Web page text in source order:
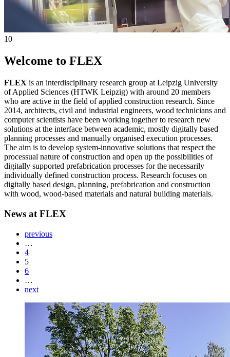
10
Welcome to FLEX
FLEX is an interdisciplinary research group at Leipzig University
of Applied Sciences (HTWK Leipzig) with around 20 members
who are active in the field of applied construction research. Since
2014, architects, civil and industrial engineers, wood technicians and
computer scientists have been working together to research new
solutions at the interface between academic, mostly digitally based
planning processes and manually organised execution processes.
The aim is to develop system-innovative solutions that respect the
processual nature of construction and open up the possibilities of
digitally supported prefabrication processes for the necessarily
individually defined construction process. Research focuses on
digitally based design, planning, prefabrication and construction
with wood, wood-based materials and natural building materials.
News at FLEX
previous
…
4
5
6
…
next